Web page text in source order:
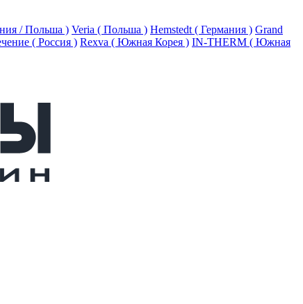
/ Польша ) Veria ( Польша ) Hemstedt ( Германия ) Grand
( Россия ) Rexva ( Южная Корея ) IN-THERM ( Южная